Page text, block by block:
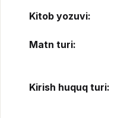
Kitob yozuvi:
Matn turi:
Kirish huquq turi: